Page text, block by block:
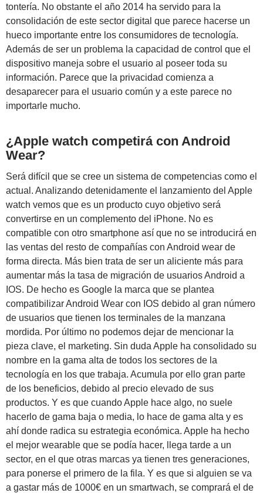
tontería. No obstante el año 2014 ha servido para la
consolidación de este sector digital que parece hacerse un
hueco importante entre los consumidores de tecnología.
Además de ser un problema la capacidad de control que el
dispositivo maneja sobre el usuario al poseer toda su
información. Parece que la privacidad comienza a
desaparecer para el usuario común y a este parece no
importarle mucho.
¿Apple watch competirá con Android
Wear?
Será difícil que se cree un sistema de competencias como el
actual. Analizando detenidamente el lanzamiento del Apple
watch vemos que es un producto cuyo objetivo será
convertirse en un complemento del iPhone. No es
compatible con otro smartphone así que no se introducirá en
las ventas del resto de compañías con Android wear de
forma directa. Más bien trata de ser un aliciente más para
aumentar más la tasa de migración de usuarios Android a
IOS. De hecho es Google la marca que se plantea
compatibilizar Android Wear con IOS debido al gran número
de usuarios que tienen los terminales de la manzana
mordida. Por último no podemos dejar de mencionar la
pieza clave, el marketing. Sin duda Apple ha consolidado su
nombre en la gama alta de todos los sectores de la
tecnología en los que trabaja. Acumula por ello gran parte
de los beneficios, debido al precio elevado de sus
productos. Y es que cuando Apple hace algo, no suele
hacerlo de gama baja o media, lo hace de gama alta y es
ahí donde radica su estrategia económica. Apple ha hecho
el mejor wearable que se podía hacer, llega tarde a un
sector, en el que otras marcas ya tienen tres generaciones,
para ponerse el primero de la fila. Y es que si alguien se va
a gastar más de 1000€ en un smartwach, se comprará el de